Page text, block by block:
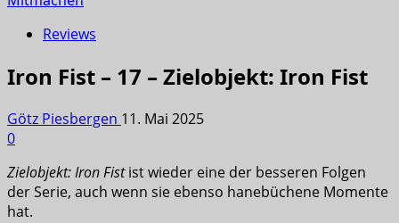
Reviews
Iron Fist – 17 – Zielobjekt: Iron Fist
Götz Piesbergen 11. Mai 2025
0
Zielobjekt: Iron Fistist wieder eine der besseren Folgen
der Serie, auch wenn sie ebenso hanebüchene Momente
hat.